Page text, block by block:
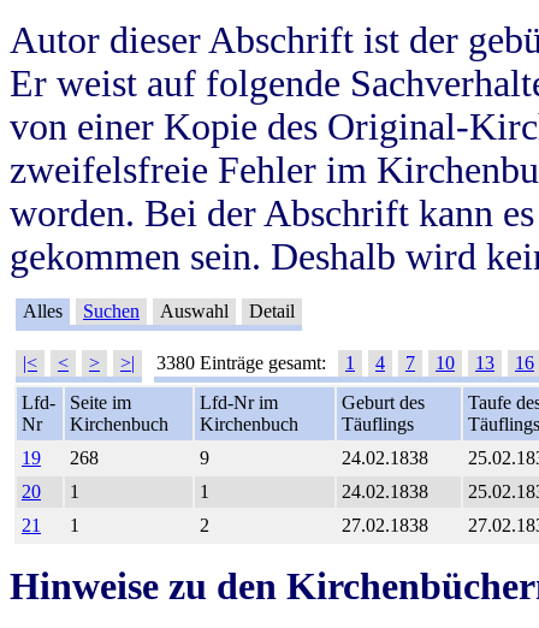
Autor dieser Abschrift ist der
Er weist auf folgende
von einer Kopie des Original-
zweifelsfreie Fehler im
worden. Bei der Abschrift kann
gekommen sein. Deshalb wird
Alles Suchen Auswahl Detail
|< < > >| 3380 Einträge gesamt: 1 4 7 10 13
16
Lfd-
Nr
Seite im
Kirchenbuch
Lfd-Nr im
Kirchenbuch
Geburt des
Täuflings
Taufe
Täuflings
19
268 9 24.02.1838
20
1 1 24.02.1838
21
1 2 27.02.1838
Hinweise zu den